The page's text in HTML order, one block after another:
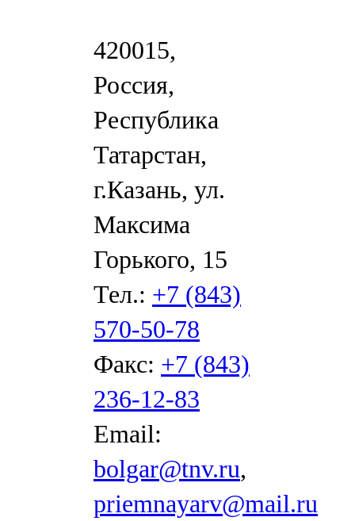
420015,
Россия,
Республика
Татарстан,
г.Казань, ул.
Максима
Горького, 15
Тел.: +7 (843)
570-50-78
Факс: +7 (843)
236-12-83
Email:
bolgar@tnv.ru,
priemnayarv@mail.ru